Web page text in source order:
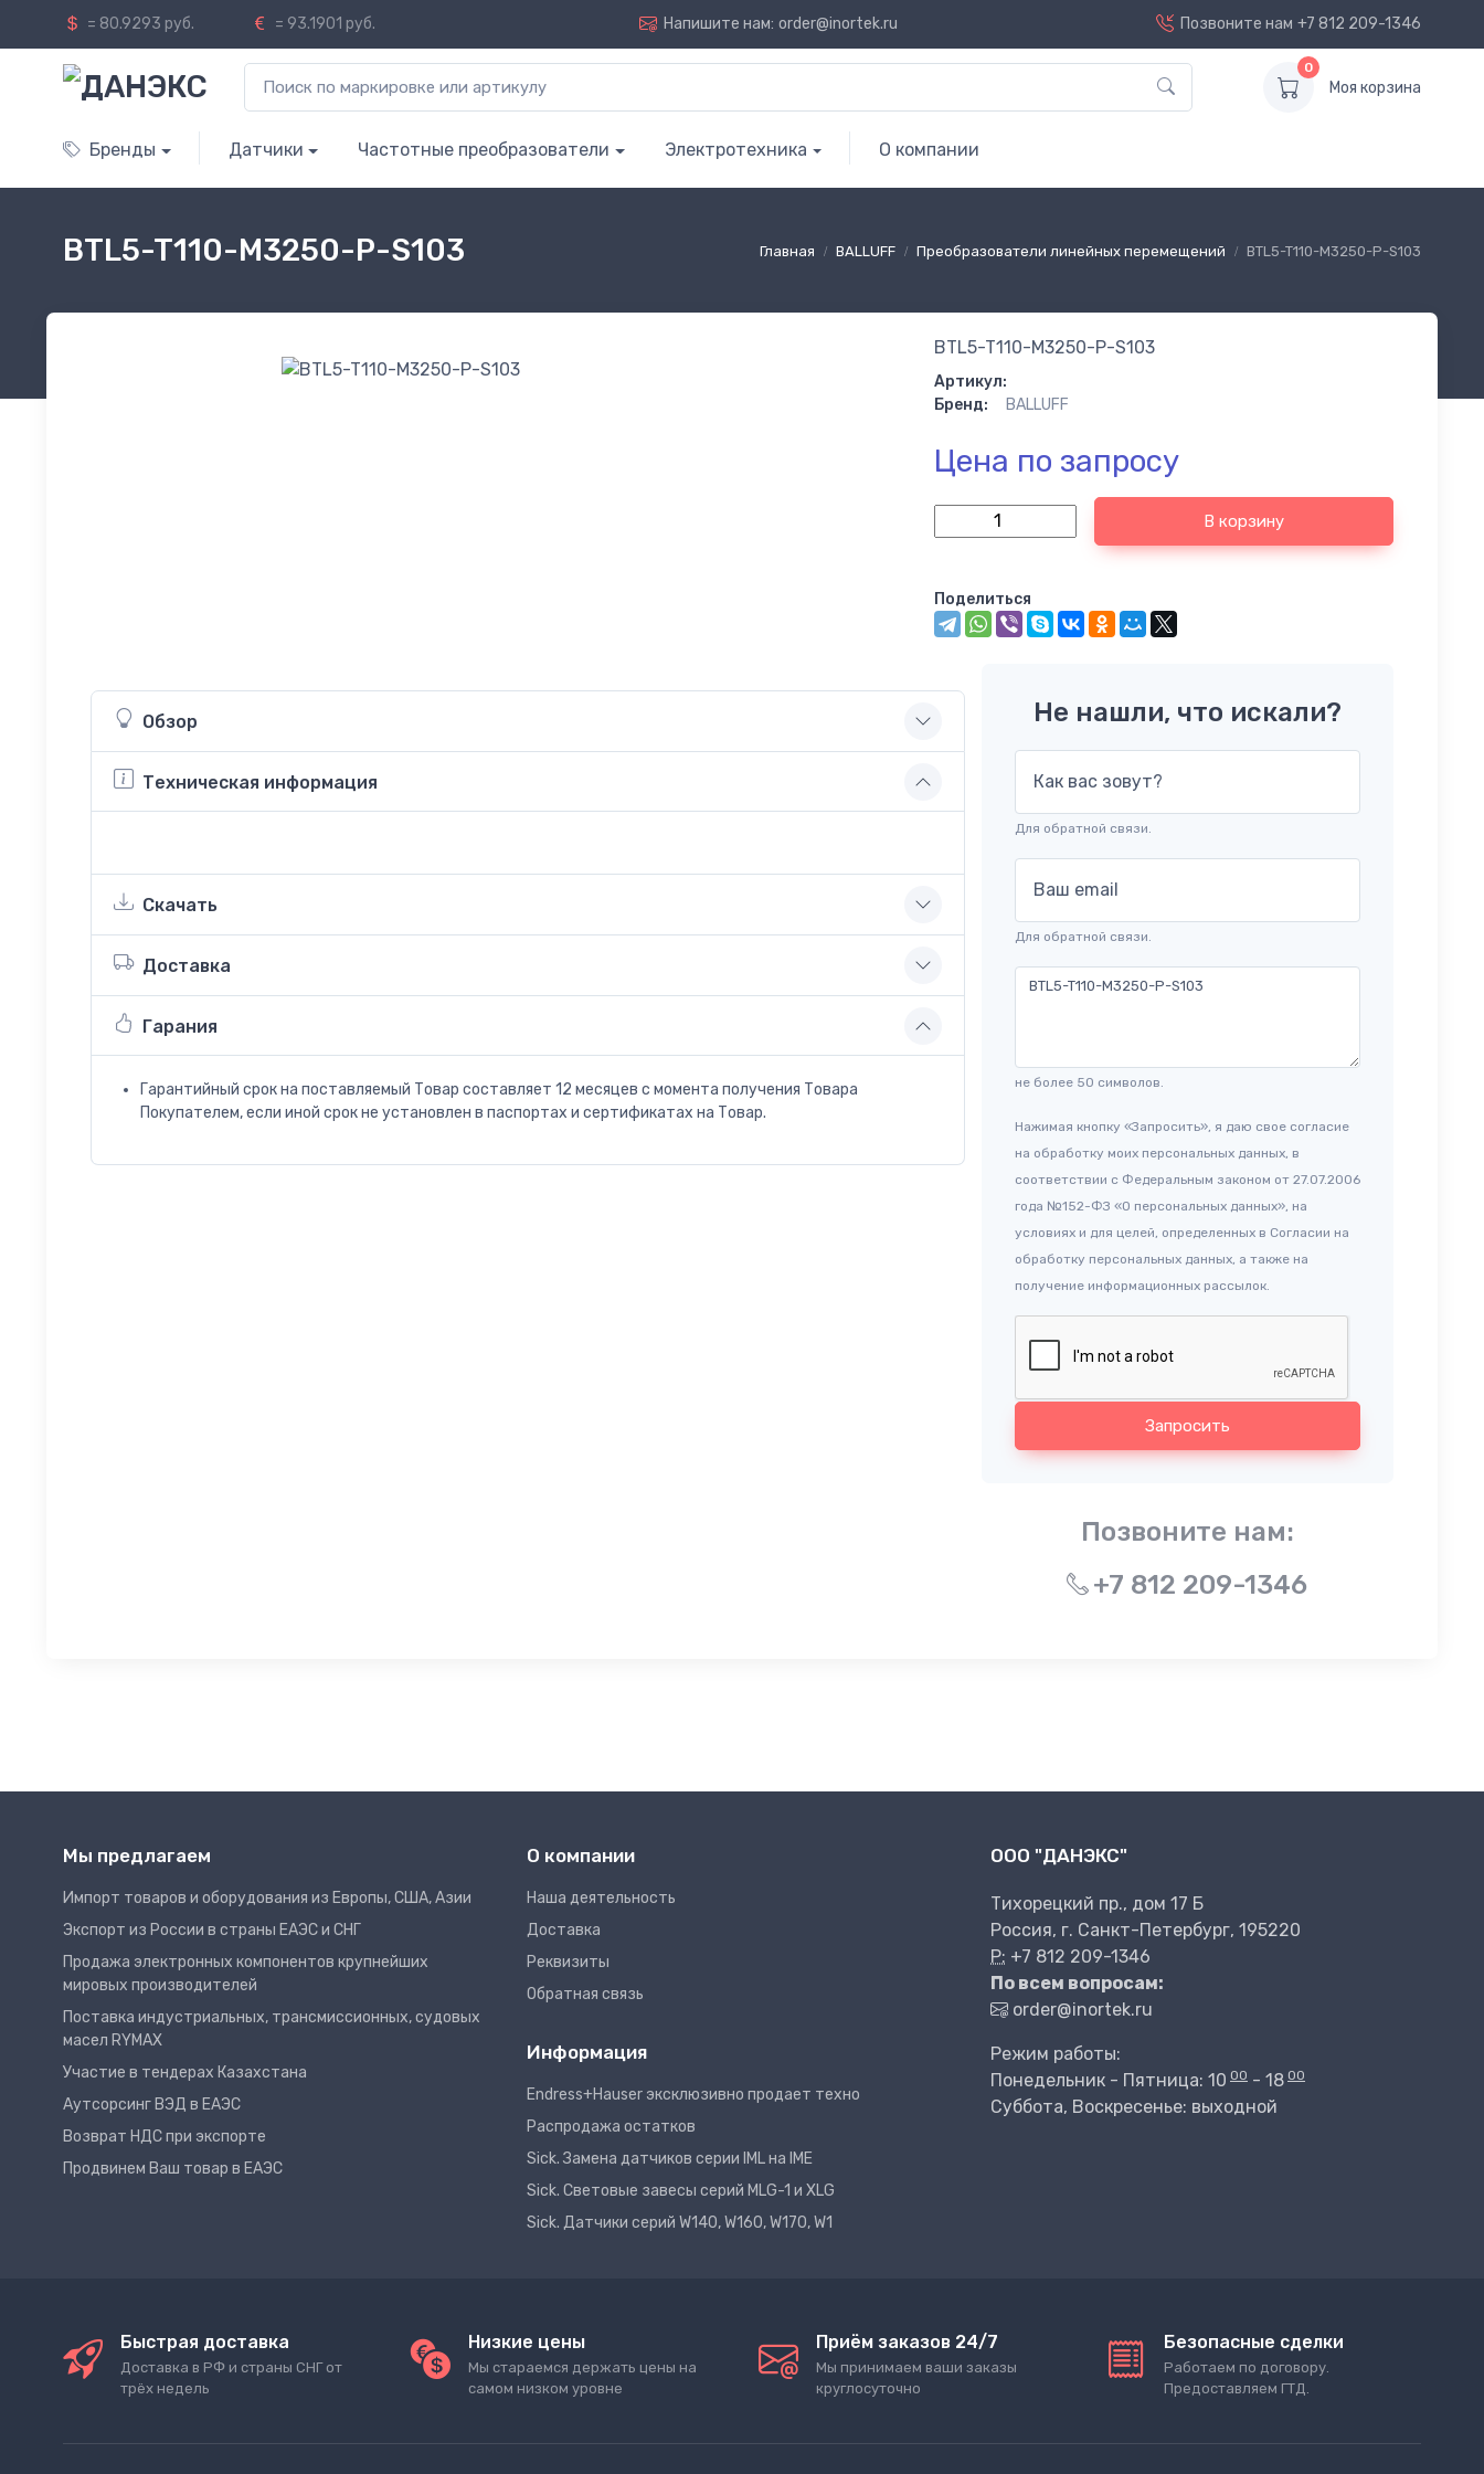
= 80.9293 руб. = 93.1901 руб. Напишите нам: order@inortek.ru Позвоните нам +7 812 209-1346
0
Моя корзина
Бренды Датчики Частотные преобразователи Электротехника О компании
Главная BALLUFF Преобразователи линейных перемещений BTL5-T110-M3250-P-S103
BTL5-T110-M3250-P-S103
BTL5-T110-M3250-P-S103
Артикул:
Бренд:
BALLUFF
Цена по запросу
В корзину
Поделиться
Обзор
Техническая информация
Скачать
Доставка
Гарания
Гарантийный срок на поставляемый Товар составляет 12 месяцев с момента получения Товара
Покупателем, если иной срок не установлен в паспортах и сертификатах на Товар.
Не нашли, что искали?
Как вас зовут?
Для обратной связи.
Ваш email
Для обратной связи.
не более 50 символов.
Нажимая кнопку «Запросить», я даю свое согласие
на обработку моих персональных данных, в
соответствии с Федеральным законом от 27.07.2006
года №152-ФЗ «О персональных данных», на
условиях и для целей, определенных в Согласии на
обработку персональных данных, а также на
получение информационных рассылок.
Запросить
Позвоните нам:
+7 812 209-1346
Мы предлагаем
Импорт товаров и оборудования из Европы, США, Азии
Экспорт из России в страны ЕАЭС и СНГ
Продажа электронных компонентов крупнейших
мировых производителей
Поставка индустриальных, трансмиссионных, судовых
масел RYMAX
Участие в тендерах Казахстана
Аутсорсинг ВЭД в ЕАЭС
Возврат НДС при экспорте
Продвинем Ваш товар в ЕАЭС
О компании
Наша деятельность
Доставка
Реквизиты
Обратная связь
Информация
Endress+Hauser эксклюзивно продает техно
Распродажа остатков
Sick. Замена датчиков серии IML на IME
Sick. Световые завесы серий MLG-1 и XLG
Sick. Датчики серий W140, W160, W170, W1
ООО "ДАНЭКС"
Тихорецкий пр., дом 17 Б
Россия, г. Санкт-Петербург, 195220
P: +7 812 209-1346
По всем вопросам:
order@inortek.ru
Режим работы:
Понедельник - Пятница: 10 00 - 18 00
Суббота, Воскресенье: выходной
Быстрая доставка
Доставка в РФ и страны СНГ от
трёх недель
Низкие цены
Мы стараемся держать цены на
самом низком уровне
Приём заказов 24/7
Мы принимаем ваши заказы
круглосуточно
Безопасные сделки
Работаем по договору.
Предоставляем ГТД.